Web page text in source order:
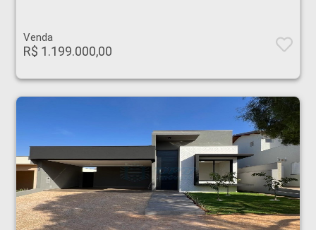
Venda
R$ 1.199.000,00